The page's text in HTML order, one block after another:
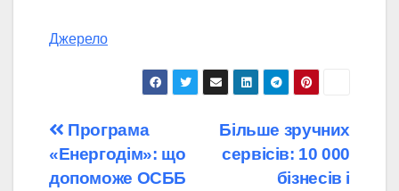
Джерело
Навігація
записів
Більше зручних
сервісів: 10 000
бізнесів і
Програма
«Енергодім»: що
допоможе ОСББ